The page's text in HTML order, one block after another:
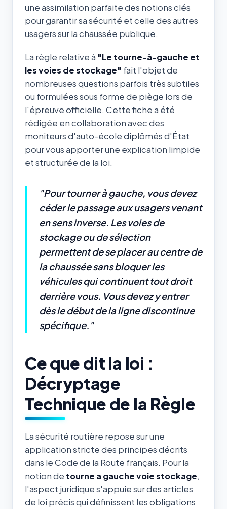
une assimilation parfaite des notions clés
pour garantir sa sécurité et celle des autres
usagers sur la chaussée publique.
La règle relative à "Le tourne-à-gauche et
les voies de stockage" fait l'objet de
nombreuses questions parfois très subtiles
ou formulées sous forme de piège lors de
l'épreuve officielle. Cette fiche a été
rédigée en collaboration avec des
moniteurs d'auto-école diplômés d'État
pour vous apporter une explication limpide
et structurée de la loi.
"Pour tourner à gauche, vous devez
céder le passage aux usagers venant
en sens inverse. Les voies de
stockage ou de sélection
permettent de se placer au centre de
la chaussée sans bloquer les
véhicules qui continuent tout droit
derrière vous. Vous devez y entrer
dès le début de la ligne discontinue
spécifique."
Ce que dit la loi :
Décryptage
Technique de la Règle
La sécurité routière repose sur une
application stricte des principes décrits
dans le Code de la Route français. Pour la
notion de tourne a gauche voie stockage,
l'aspect juridique s'appuie sur des articles
de loi précis qui définissent les obligations